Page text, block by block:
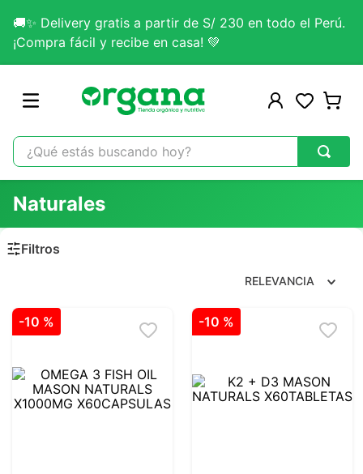
🚚✨ Delivery gratis a partir de S/ 230 en todo el Perú.
¡Compra fácil y recibe en casa! 💚
¿Qué estás buscando hoy?
1.
omega 3
2.
citrato magnesio
5.
glicinato magnesio
7.
magnesio
8 .
stevia
Naturales
RELEVANCIA
-10 % -10 %